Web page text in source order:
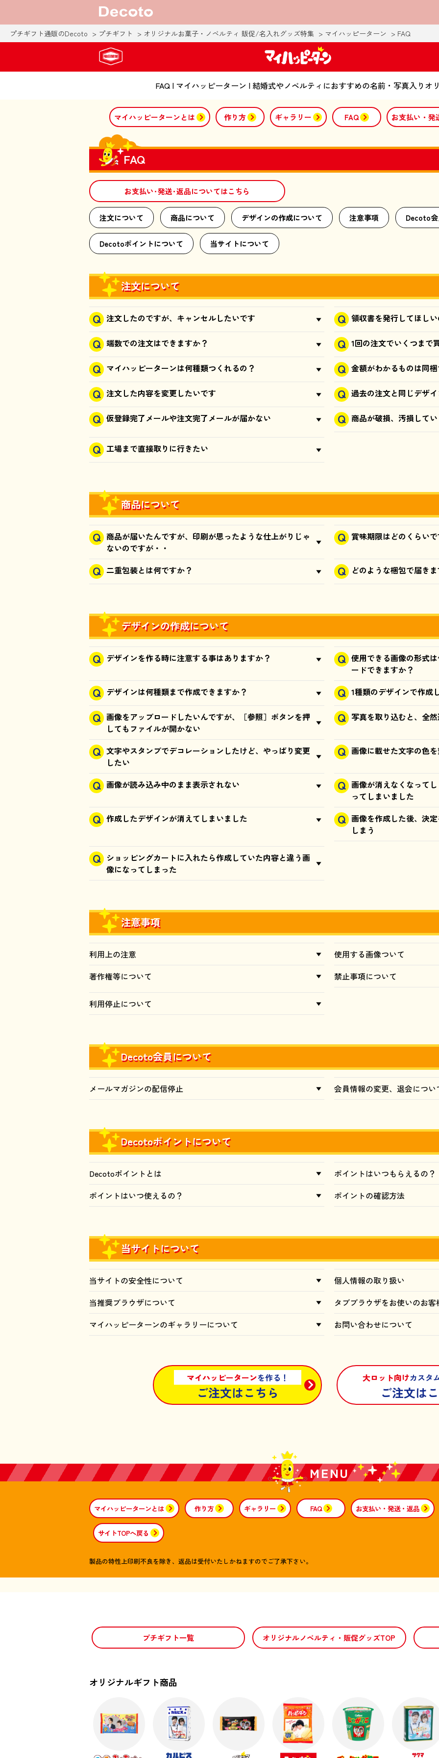
プチギフト通販のDecoto プチギフト オリジナルお菓子・ノベルティ 販促/名入れグッズ特集 マイハッピーターン FAQ
FAQ | マイハッピーターン | 結婚式やノベルティにおすすめの名前・写真入りオ
マイハッピーターンとは 作り方 ギャラリー FAQ お支払い・発
FAQ
お支払い･発送･返品についてはこちら
注文について 商品について デザインの作成について 注意事項 Decoto
Decotoポイントについて 当サイトについて
注文について
注文したのですが、キャンセルしたいです 領収書を発行してほし
端数での注文はできますか？ 1回の注文でいくつまで
マイハッピーターンは何種類つくれるの？ 金額がわかるものは同
注文した内容を変更したいです 過去の注文と同じデザ
仮登録完了メールや注文完了メールが届かない 商品が破損、汚損して
工場まで直接取りに行きたい
商品について
商品が届いたんですが、印刷が思ったような仕上がりじゃ
ないのですが・・
賞味期限はどのくらい
二重包装とは何ですか？ どのような梱包で届き
デザインの作成について
デザインを作る時に注意する事はありますか？
使用できる画像の形式
ードできますか？
デザインは何種類まで作成できますか？
1種類のデザインで作成
画像をアップロードしたいんですが、［参照］ボタンを押
してもファイルが開かない
写真を取り込むと、全
文字やスタンプでデコレーションしたけど、やっぱり変更
したい
画像に載せた文字の色
画像が読み込み中のまま表示されない
画像が消えなくなって
ってしまいました
作成したデザインが消えてしまいました
画像を作成した後、決
しまう
ショッピングカートに入れたら作成していた内容と違う画
像になってしまった
注意事項
利用上の注意
使用する画像ついて
著作権等について
禁止事項について
利用停止について
Decoto会員について
メールマガジンの配信停止 会員情報の変更、退会につい
Decotoポイントについて
Decotoポイントとは
ポイントはいつもらえるの？
ポイントはいつ使えるの？
ポイントの確認方法
当サイトについて
当サイトの安全性について
個人情報の取り扱い
当推奨ブラウザについて
タブブラウザをお使いのお客
マイハッピーターンのギャラリーについて
お問い合わせについて
マイハッピーターンを作る！
ご注文はこちら
大ロット向けカスタ
ご注文は
MENU
マイハッピーターンとは 作り方 ギャラリー FAQ お支払い・発送・返品
サイトTOPへ戻る
製品の特性上印刷不良を除き、返品は受付いたしかねますのでご了承下さい。
プチギフト一覧 オリジナルノベルティ・販促グッズTOP
オリジナルギフト商品